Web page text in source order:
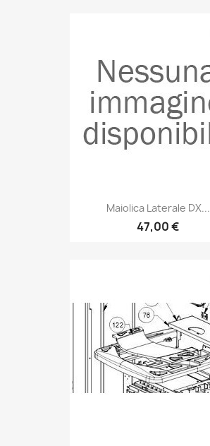
Maiolica Laterale DX...
47,00 €